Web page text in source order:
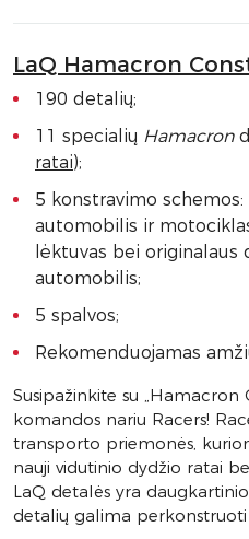
LaQ Hamacron
190 detalių;
11 specialių Hamacron
ratai);
5 konstravimo
automobilis ir
lėktuvas bei originalaus
automobilis;
5 spalvos;
Rekomenduojamas
Susipažinkite su „Hamacron
komandos nariu Racers!
transporto priemonės,
nauji vidutinio dydžio ratai
LaQ detalės yra
detalių galima perkonstruoti